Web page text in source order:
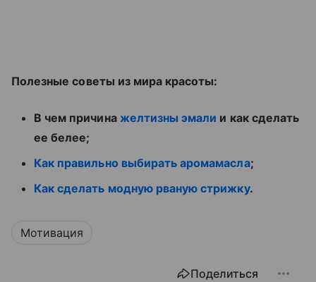
Полезные советы из мира красоты:
В чем причина желтизны эмали и как сделать
ее белее;
Как правильно выбирать аромамасла;
Как сделать модную рваную стрижку.
Мотивация
Поделиться